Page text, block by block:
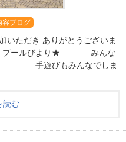
容ブログ
いただき ありがとうございま
！ プールびより★ みんな
！ 手遊びもみんなでしま
読む